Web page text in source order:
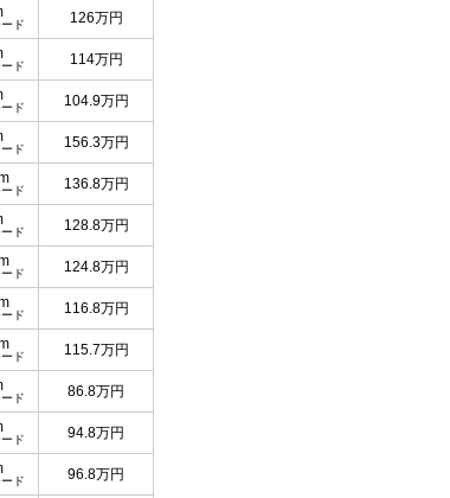
ド 126万円
ド 114万円
ド 104.9万円
ド 156.3万円
ド 136.8万円
ド 128.8万円
ド 124.8万円
ド 116.8万円
ド 115.7万円
ド 86.8万円
ド 94.8万円
ド 96.8万円